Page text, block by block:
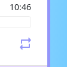
10:46